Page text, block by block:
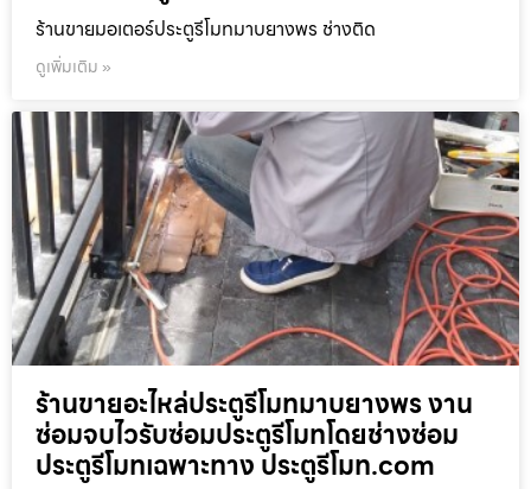
ร้านขายมอเตอร์ประตูรีโมทมาบยางพร ช่างติด
ดูเพิ่มเติม »
ร้านขายอะไหล่ประตูรีโมทมาบยางพร งาน
ซ่อมจบไวรับซ่อมประตูรีโมทโดยช่างซ่อม
ประตูรีโมทเฉพาะทาง ประตูรีโมท.com